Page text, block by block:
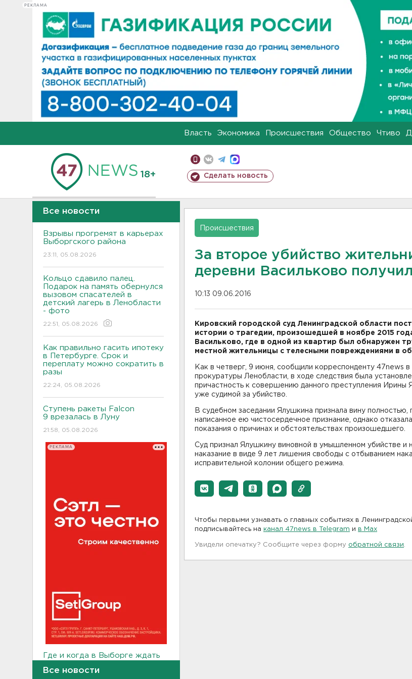
РЕКЛАМА
Власть Экономика Происшествия Общество Чтиво
18+ Сделать новость
Все новости
Взрывы прогремят в карьерах
Выборгского района
23:11, 05.08.2026
Кольцо сдавило палец.
Подарок на память обернулся
вызовом спасателей в
детский лагерь в Ленобласти
- фото
22:51, 05.08.2026
Как правильно гасить ипотеку
в Петербурге. Срок и
переплату можно сократить в
разы
22:24, 05.08.2026
Ступень ракеты Falcon
9 врезалась в Луну
21:58, 05.08.2026
РЕКЛАМА
Где и когда в Выборге ждать
Все новости
Происшествия
За второе убийство
деревни Васильково
10:13 09.06.2016
Кировский городской суд Ленинградской области
истории о трагедии, произошедшей в ноябре 2015
Васильково, где в одной из квартир был обнаружен
местной жительницы с телесными повреждениями в
Как в четверг, 9 июня, сообщили корреспонденту 47news
прокуратуры Ленобласти, в ходе следствия была
причастность к совершению данного преступления Ирины
уже судимой за убийство.
В судебном заседании Ялушкина признала вину полностью,
написанное ею чистосердечное признание, однако
показания о причинах и обстоятельствах произошедшего.
Суд признал Ялушкину виновной в умышленном убийстве и
наказание в виде 9 лет лишения свободы с отбыванием
исправительной колонии общего режима.
Чтобы первыми узнавать о главных событиях в
подписывайтесь на канал 47news в Telegram и в Maх
Увидели опечатку? Сообщите через форму обратной связи